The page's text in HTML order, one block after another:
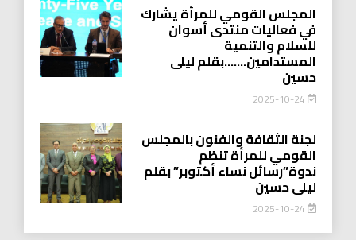
المجلس القومي للمرأة يشارك
في فعاليات منتدى أسوان
للسلام والتنمية
المستدامين…….بقلم ليلى
حسين
2025-10-24
لجنة الثقافة والفنون بالمجلس
القومي للمرأة تنظم
ندوة”رسائل نساء أكتوبر” بقلم
ليلى حسين
2025-10-24